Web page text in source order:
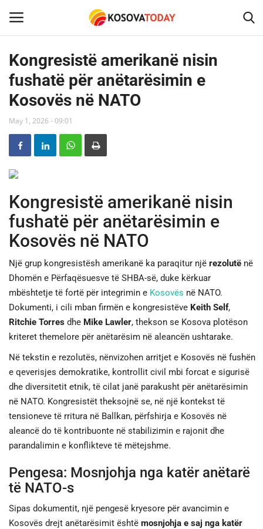
Home
KOSOVA
SHQIPERIA
MAQEDONIA
SHOWBIZ
BOTA
TECH
JETA
SPORTI
Kongresistë amerikanë nisin
fushatë për anëtarësimin e
Kosovës në NATO
May 1, 2026 - 09:01
Kongresistë amerikanë nisin
fushatë për anëtarësimin e
Kosovës në NATO
Një grup kongresistësh amerikanë ka paraqitur një rezolutë në
Dhomën e Përfaqësuesve të SHBA-së, duke kërkuar
mbështetje të fortë për integrimin e Kosovës në NATO.
Dokumenti, i cili mban firmën e kongresistëve Keith Self,
Ritchie Torres dhe Mike Lawler, thekson se Kosova plotëson
kriteret themelore për anëtarësim në aleancën ushtarake.
Në tekstin e rezolutës, nënvizohen arritjet e Kosovës në fushën
e qeverisjes demokratike, kontrollit civil mbi forcat e sigurisë
dhe diversitetit etnik, të cilat janë parakusht për anëtarësimin
në NATO. Kongresistët theksojnë se, në një kontekst të
tensioneve të rritura në Ballkan, përfshirja e Kosovës në
aleancë do të kontribuonte në stabilizimin e rajonit dhe
parandalimin e konflikteve të mëtejshme.
Pengesa: Mosnjohja nga katër anëtarë
të NATO-s
Sipas dokumentit, një pengesë kryesore për avancimin e
Kosovës drejt anëtarësimit është mosnjohja e saj nga katër